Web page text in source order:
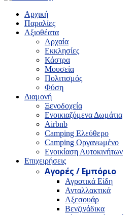
Αρχική
Παραλίες
Αξιοθέατα
Αρχαία
Εκκλησίες
Κάστρα
Μουσεία
Πολιτισμός
Φύση
Διαμονή
Ξενοδοχεία
Ενοικιαζόμενα Δωμάτια
Airbnb
Camping Ελεύθερο
Camping Οργανωμένο
Ενοικίαση Αυτοκινήτων
Επιχειρήσεις
Αγορές / Εμπόριο
Αγροτικά Είδη
Ανταλλακτικά
Αξεσουάρ
Βενζινάδικα